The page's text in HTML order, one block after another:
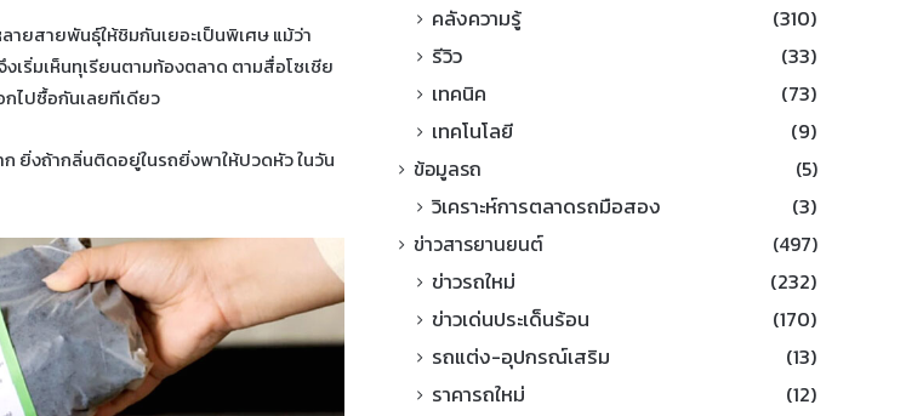
ายสายพันธุ์ให้ชิมกันเยอะเป็นพิเศษ แม้ว่า
ริ่มเห็นทุเรียนตามท้องตลาด ตามสื่อโซเชีย
ไปซื้อกันเลยทีเดียว
ยิ่งถ้ากลิ่นติดอยู่ในรถยิ่งพาให้ปวดหัว ในวัน
คลังความรู้
(310)
รีวิว
(33)
เทคนิค
(73)
เทคโนโลยี
(9)
ข้อมูลรถ (5)
วิเคราะห์การตลาดรถมือสอง (3)
ข่าวสารยานยนต์ (497)
ข่าวรถใหม่
(232)
ข่าวเด่นประเด็นร้อน
(170)
รถแต่ง-อุปกรณ์เสริม
(13)
ราคารถใหม่
(12)